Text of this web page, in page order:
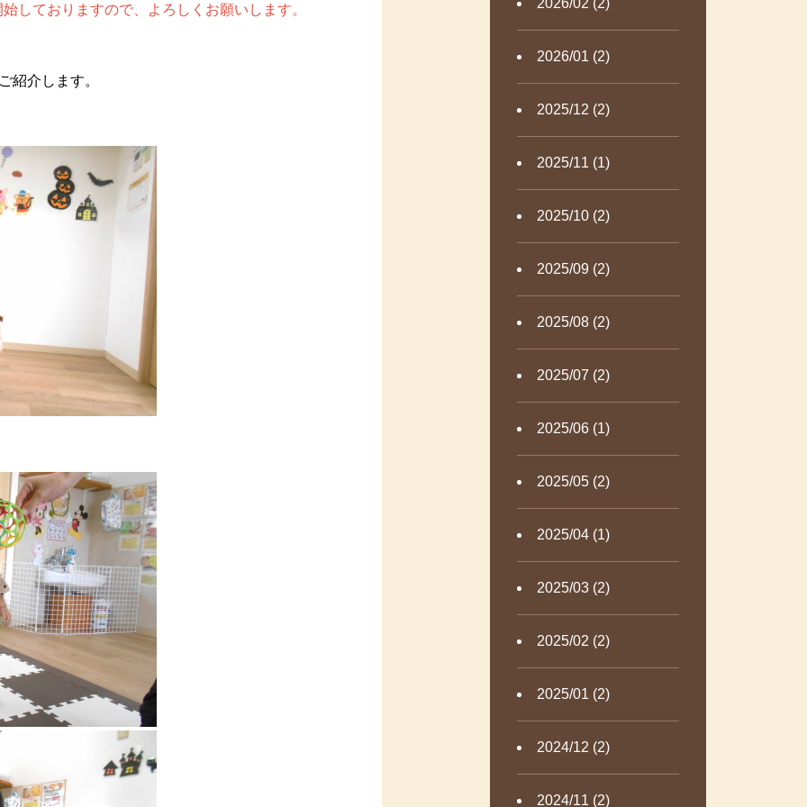
2026/02 (2)
2026/01 (2)
2025/12 (2)
2025/11 (1)
2025/10 (2)
2025/09 (2)
2025/08 (2)
2025/07 (2)
2025/06 (1)
2025/05 (2)
2025/04 (1)
2025/03 (2)
2025/02 (2)
2025/01 (2)
2024/12 (2)
2024/11 (2)
しておりますので、よろしくお願いします。
紹介します。